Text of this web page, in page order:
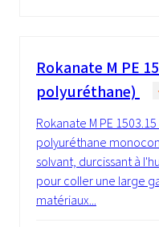
Rokanate M PE
polyuréthane)
Rokanate M PE
polyuréthane
solvant, durcissant à
pour coller une large
matériaux...